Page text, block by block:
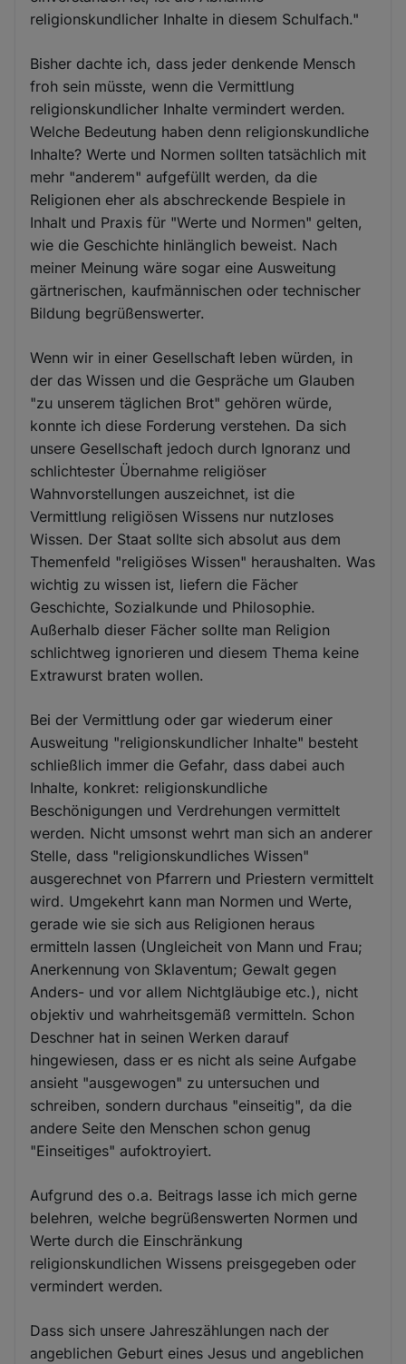
religionskundlicher Inhalte in diesem Schulfach."
Bisher dachte ich, dass jeder denkende Mensch
froh sein müsste, wenn die Vermittlung
religionskundlicher Inhalte vermindert werden.
Welche Bedeutung haben denn religionskundliche
Inhalte? Werte und Normen sollten tatsächlich mit
mehr "anderem" aufgefüllt werden, da die
Religionen eher als abschreckende Bespiele in
Inhalt und Praxis für "Werte und Normen" gelten,
wie die Geschichte hinlänglich beweist. Nach
meiner Meinung wäre sogar eine Ausweitung
gärtnerischen, kaufmännischen oder technischer
Bildung begrüßenswerter.
Wenn wir in einer Gesellschaft leben würden, in
der das Wissen und die Gespräche um Glauben
"zu unserem täglichen Brot" gehören würde,
konnte ich diese Forderung verstehen. Da sich
unsere Gesellschaft jedoch durch Ignoranz und
schlichtester Übernahme religiöser
Wahnvorstellungen auszeichnet, ist die
Vermittlung religiösen Wissens nur nutzloses
Wissen. Der Staat sollte sich absolut aus dem
Themenfeld "religiöses Wissen" heraushalten. Was
wichtig zu wissen ist, liefern die Fächer
Geschichte, Sozialkunde und Philosophie.
Außerhalb dieser Fächer sollte man Religion
schlichtweg ignorieren und diesem Thema keine
Extrawurst braten wollen.
Bei der Vermittlung oder gar wiederum einer
Ausweitung "religionskundlicher Inhalte" besteht
schließlich immer die Gefahr, dass dabei auch
Inhalte, konkret: religionskundliche
Beschönigungen und Verdrehungen vermittelt
werden. Nicht umsonst wehrt man sich an anderer
Stelle, dass "religionskundliches Wissen"
ausgerechnet von Pfarrern und Priestern vermittelt
wird. Umgekehrt kann man Normen und Werte,
gerade wie sie sich aus Religionen heraus
ermitteln lassen (Ungleicheit von Mann und Frau;
Anerkennung von Sklaventum; Gewalt gegen
Anders- und vor allem Nichtgläubige etc.), nicht
objektiv und wahrheitsgemäß vermitteln. Schon
Deschner hat in seinen Werken darauf
hingewiesen, dass er es nicht als seine Aufgabe
ansieht "ausgewogen" zu untersuchen und
schreiben, sondern durchaus "einseitig", da die
andere Seite den Menschen schon genug
"Einseitiges" aufoktroyiert.
Aufgrund des o.a. Beitrags lasse ich mich gerne
belehren, welche begrüßenswerten Normen und
Werte durch die Einschränkung
religionskundlichen Wissens preisgegeben oder
vermindert werden.
Dass sich unsere Jahreszählungen nach der
angeblichen Geburt eines Jesus und angeblichen
und